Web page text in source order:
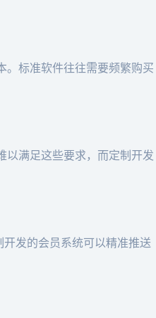
。标准软件往往需要频繁购买
以满足这些要求，而定制开发
发的会员系统可以精准推送